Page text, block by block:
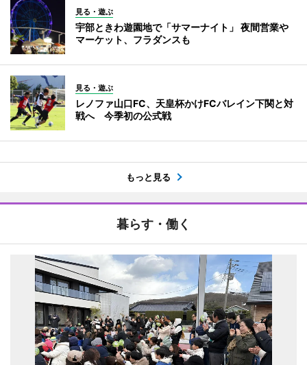
見る・遊ぶ
宇部ときわ遊園地で「サマーナイト」 夜間営業や
マーケット、フラダンスも
見る・遊ぶ
レノファ山口FC、天皇杯かけFCバレイン下関と対
戦へ 今季初の公式戦
もっと見る
暮らす・働く